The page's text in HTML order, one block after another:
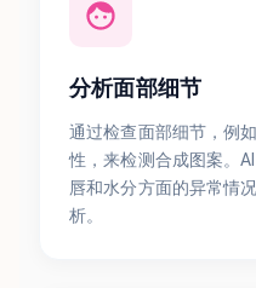
分析面部细节
通过检查面部细节，例
性，来检测合成图案。
唇和水分方面的异常情
析。